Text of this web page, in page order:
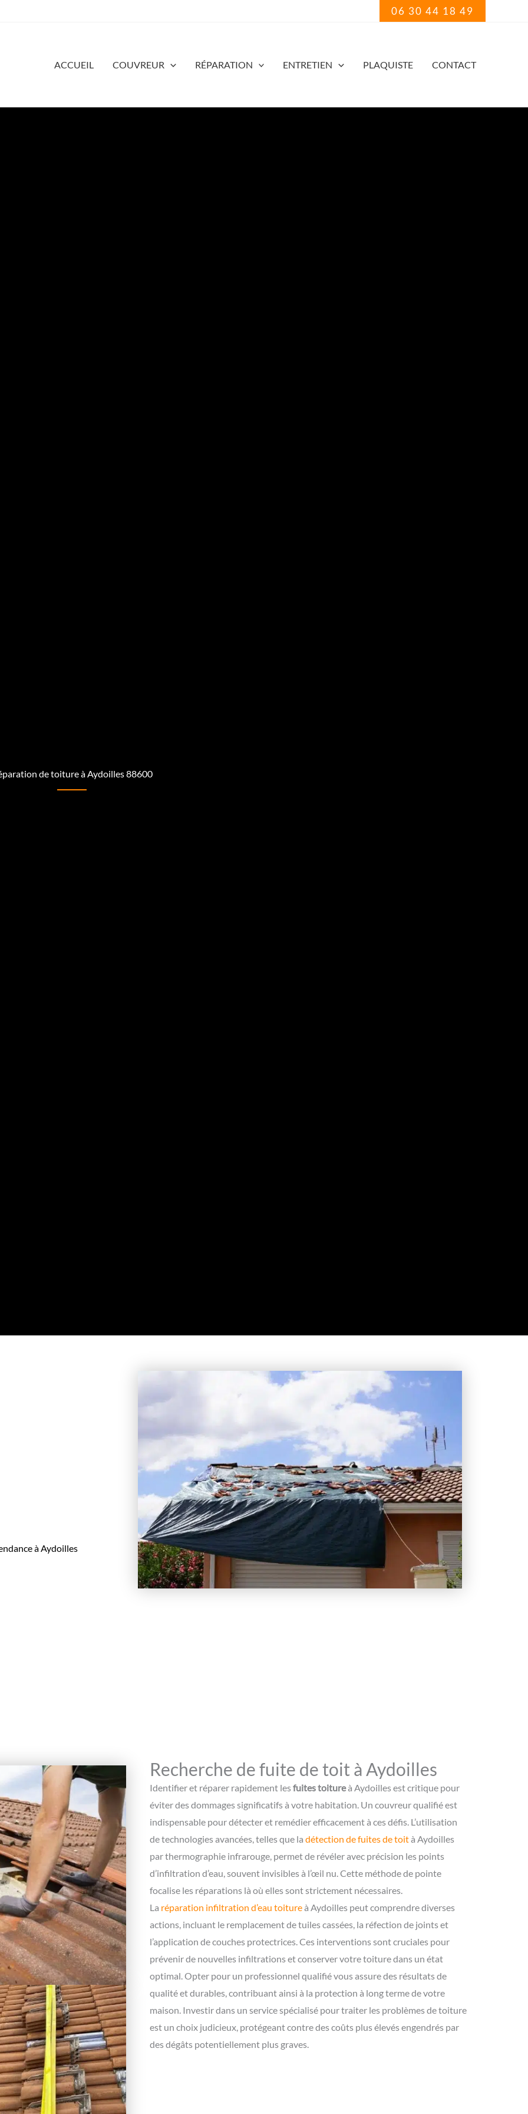
06 30 44 18 49
ACCUEIL COUVREUR RÉPARATION ENTRETIEN PLAQUISTE CONTACT
de toiture à Aydoilles 88600
à Aydoilles
Recherche de fuite de toit à Aydoilles
Identifier et réparer rapidement lesfuites toitureà Aydoilles est critique pour
éviter des dommages significatifs à votre habitation. Un couvreur qualifié est
indispensable pour détecter et remédier efficacement à ces défis. L’utilisation
de technologies avancées, telles que la détection de fuites de toità Aydoilles
par thermographie infrarouge, permet de révéler avec précision les points
d’infiltration d’eau, souvent invisibles à l’œil nu. Cette méthode de pointe
focalise les réparations là où elles sont strictement nécessaires.
La réparation infiltration d’eau toitureà Aydoilles peut comprendre diverses
actions, incluant le remplacement de tuiles cassées, la réfection de joints et
l’application de couches protectrices. Ces interventions sont cruciales pour
prévenir de nouvelles infiltrations et conserver votre toiture dans un état
optimal. Opter pour un professionnel qualifié vous assure des résultats de
qualité et durables, contribuant ainsi à la protection à long terme de votre
maison. Investir dans un service spécialisé pour traiter les problèmes de toiture
est un choix judicieux, protégeant contre des coûts plus élevés engendrés par
des dégâts potentiellement plus graves.